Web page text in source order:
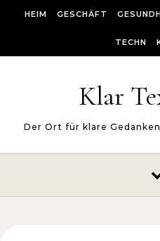
HEIM GESCHÄFT
TECHN
Klar
Der Ort für klare